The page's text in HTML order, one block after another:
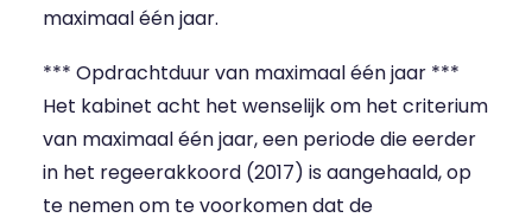
maximaal één jaar.
*** Opdrachtduur van maximaal één jaar ***
Het kabinet acht het wenselijk om het criterium
van maximaal één jaar, een periode die eerder
in het regeerakkoord (2017) is aangehaald, op
te nemen om te voorkomen dat de